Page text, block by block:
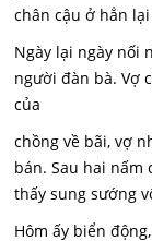
chân cậu ở hẳn
Ngày lại ngày nối
người đàn bà. Vợ
của
chồng về bãi, vợ
bán. Sau hai nấm
thấy sung sướng
Hôm ấy biển